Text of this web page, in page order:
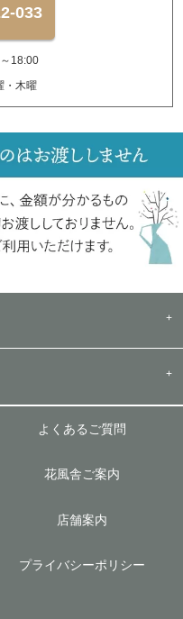
033
18:00
・木曜
よくあるご質問
花風舎ご案内
店舗案内
プライバシーポリシー